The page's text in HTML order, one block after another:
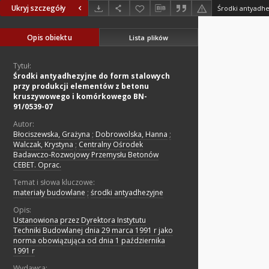
Ukryj szczegóły
Opis obiektu Lista plików
Tytuł:
Środki antyadhezyjne do form stalowych
przy produkcji elementów z betonu
kruszywowego i komórkowego BN-
91/0539-07
Autor:
Błociszewska, Grażyna ; Dobrowolska, Hanna ;
Walczak, Krystyna ; Centralny Ośrodek
Badawczo-Rozwojowy Przemysłu Betonów
CEBET. Oprac.
Temat i słowa kluczowe:
materiały budowlane ; środki antyadhezyjne
Opis:
Ustanowiona przez Dyrektora Instytutu
Techniki Budowlanej dnia 29 marca 1991 r jako
norma obowiązująca od dnia 1 października
1991 r